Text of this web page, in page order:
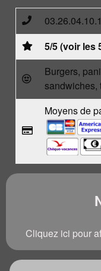
5/5 (voir les
Burgers,
sandwiches,
Moyens de
Cliquez ici pour